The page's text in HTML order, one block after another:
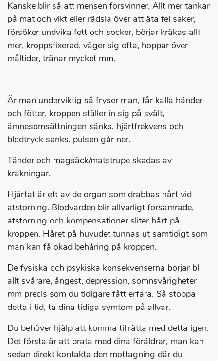
Kanske blir så att mensen försvinner. Allt mer tankar
på mat och vikt eller rädsla över att äta fel saker,
försöker undvika fett och socker, börjar kräkas allt
mer, kroppsfixerad, väger sig ofta, hoppar över
måltider, tränar mycket mm.
Är man underviktig så fryser man, får kalla händer
och fötter, kroppen ställer in sig på svält,
ämnesomsättningen sänks, hjärtfrekvens och
blodtryck sänks, pulsen går ner.
Tänder och magsäck/matstrupe skadas av
kräkningar.
Hjärtat är ett av de organ som drabbas hårt vid
ätstörning. Blodvärden blir allvarligt försämrade,
ätstörning och kompensationer sliter hårt på
kroppen. Håret på huvudet tunnas ut samtidigt som
man kan få ökad behåring på kroppen.
De fysiska och psykiska konsekvenserna börjar bli
allt svårare, ångest, depression, sömnsvårigheter
mm precis som du tidigare fått erfara. Så stoppa
detta i tid, ta dina tidiga symtom på allvar.
Du behöver hjälp att komma tillrätta med detta igen.
Det första är att prata med dina föräldrar, man kan
sedan direkt kontakta den mottagning där du